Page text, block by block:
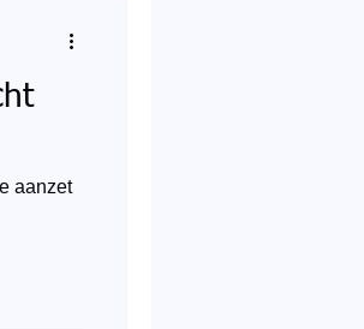
aanzet